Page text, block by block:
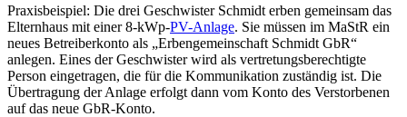
Praxisbeispiel: Die drei Geschwister Schmidt erben gemeinsam das
Elternhaus mit einer 8-kWp-PV-Anlage. Sie müssen im MaStR ein
neues Betreiberkonto als „Erbengemeinschaft Schmidt GbR“
anlegen. Eines der Geschwister wird als vertretungsberechtigte
Person eingetragen, die für die Kommunikation zuständig ist. Die
Übertragung der Anlage erfolgt dann vom Konto des Verstorbenen
auf das neue GbR-Konto.